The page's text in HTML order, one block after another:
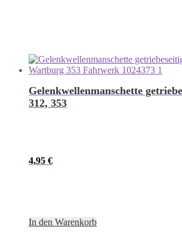
Gelenkwellenmanschette
312, 353
4,95 €
In den Warenkorb